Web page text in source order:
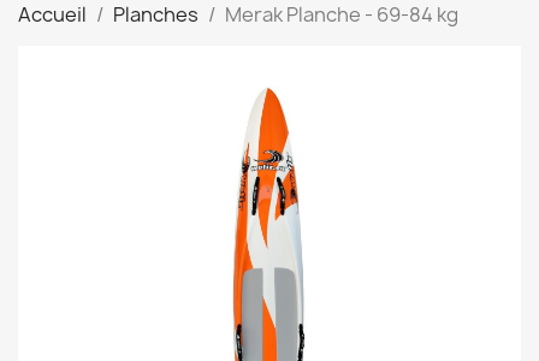
Accueil Planches Merak Planche - 69-84 kg